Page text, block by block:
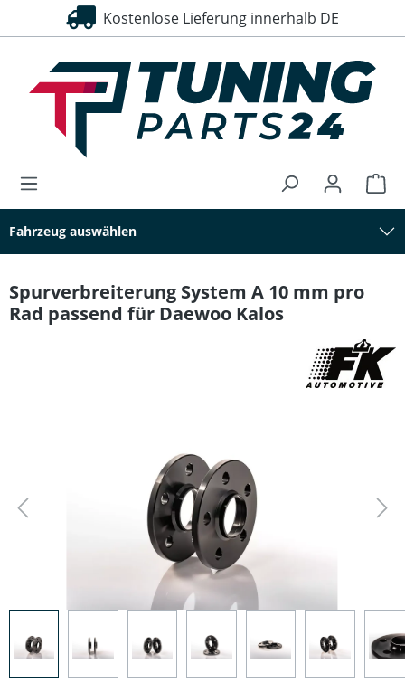
springen Kostenlose Lieferung innerhalb DE
30 Tage Rückgaberecht
Fahrzeug auswählen
Spurverbreiterung System A 10 mm pro
Rad passend für Daewoo Kalos